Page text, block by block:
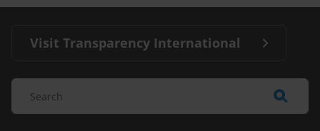
Visit Transparency International